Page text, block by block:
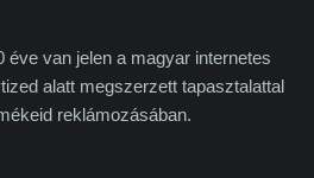
éve van jelen a magyar internetes
alatt megszerzett tapasztalattal
reklámozásában.